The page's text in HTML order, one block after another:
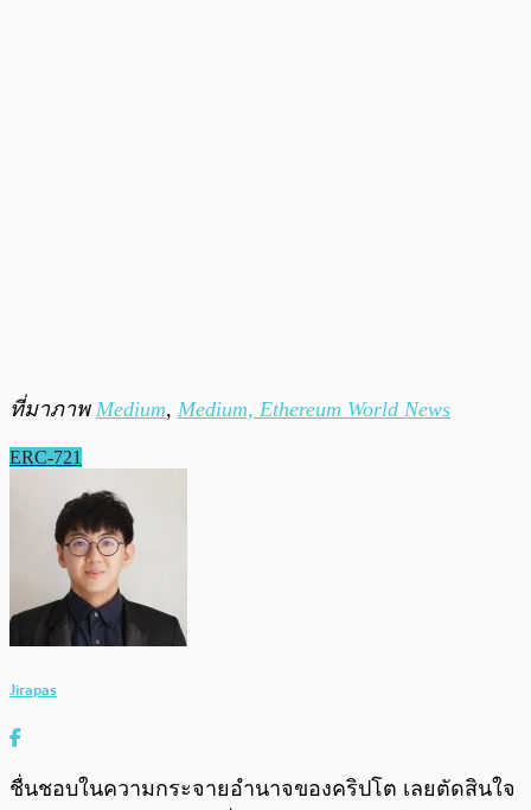
ที่มาภาพ Medium, Medium, Ethereum World News
ERC-721
Jirapas
ชื่นชอบในความกระจายอำนาจของคริปโต เลยตัดสินใจ